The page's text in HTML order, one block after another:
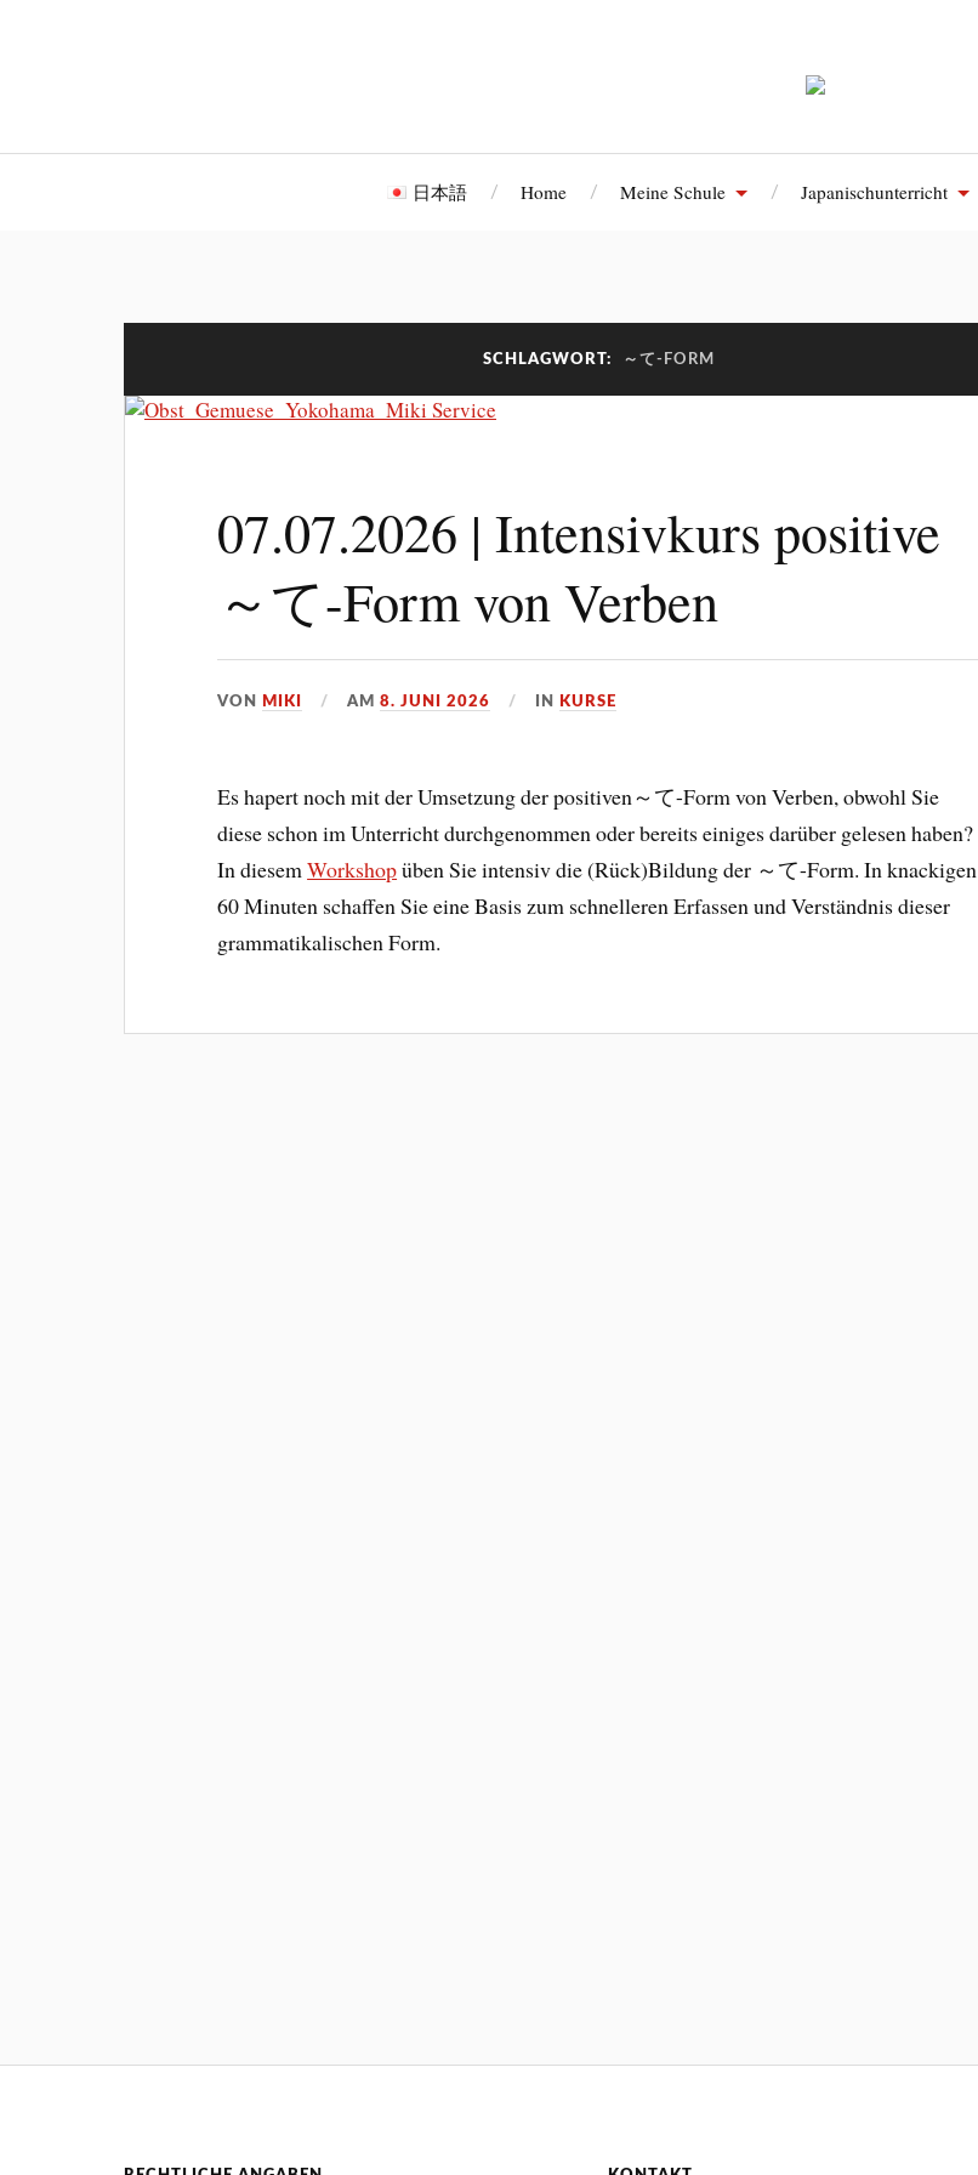
日本語 Home Meine Schule Japanischunterricht
SCHLAGWORT: ～て-FORM
07.07.2026 | Intensivkurs positive
～て-Form von Verben
VON MIKI AM8. JUNI 2026 IN KURSE
Es hapert noch mit der Umsetzung der positiven～て-Form von Verben, obwohl Sie
diese schon im Unterricht durchgenommen oder bereits einiges darüber gelesen haben?
In diesemWorkshopüben Sie intensiv die (Rück)Bildung der ～て-Form. In knackigen
60 Minuten schaffen Sie eine Basis zum schnelleren Erfassen und Verständnis dieser
grammatikalischen Form.